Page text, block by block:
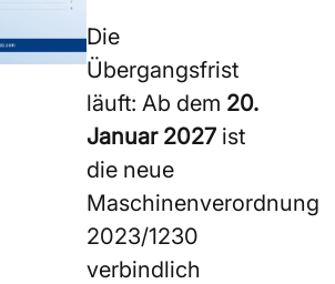
Die
Übergangsfrist
läuft: Ab dem 20.
Januar 2027 ist
die neue
Maschinenverordnung
2023/1230
verbindlich